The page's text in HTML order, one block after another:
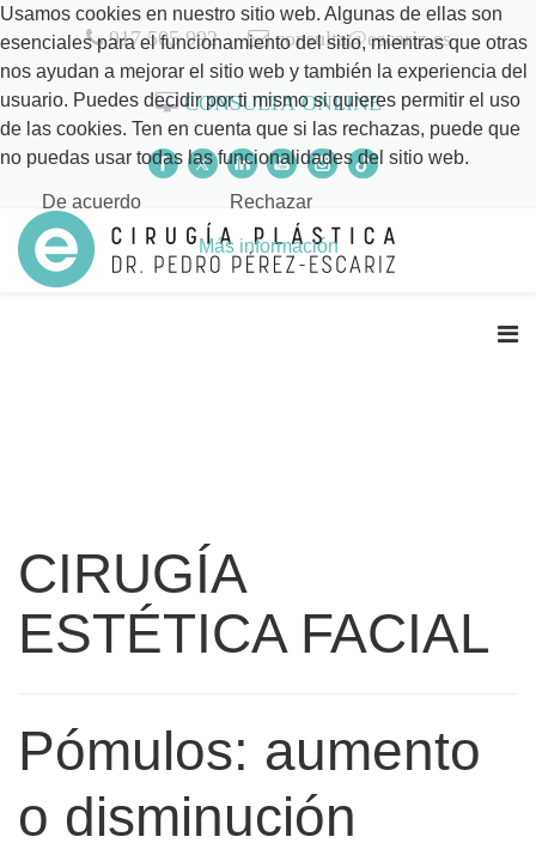
917 505 992 consulta@escariz.es
CONSULTA ONLINE
CIRUGÍA
ESTÉTICA FACIAL
Pómulos: aumento
o disminución
Usamos cookies en nuestro sitio web. Algunas de ellas son
esenciales para el funcionamiento del sitio, mientras que otras
nos ayudan a mejorar el sitio web y también la experiencia del
usuario. Puedes decidir por ti mismo si quieres permitir el uso
de las cookies. Ten en cuenta que si las rechazas, puede que
no puedas usar todas las funcionalidades del sitio web.
De acuerdo Rechazar
Más información